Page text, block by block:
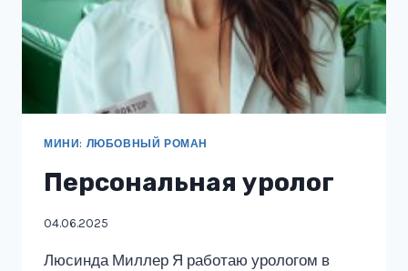
МИНИ: ЛЮБОВНЫЙ РОМАН
Персональная уролог
04.06.2025
Люсинда Миллер Я работаю урологом в